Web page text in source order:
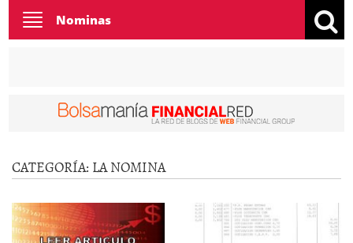
Toggle
navigation
Nominas
CATEGORÍA: LA NOMINA